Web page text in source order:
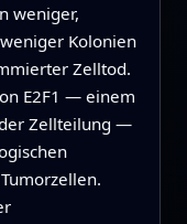
weniger,
Kolonien
Zelltod.
E2F1 — einem
Zellteilung —